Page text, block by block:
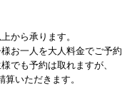
から承ります。
お一人を大人料金でご予約
でも予約は取れますが、
いただきます。